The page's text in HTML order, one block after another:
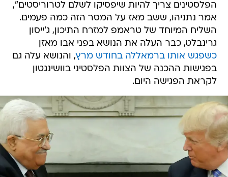
הפלסטינים צריך להיות שיפסיקו לשלם לטרוריסטים",
אמר נתניהו, ששב מאז על המסר הזה כמה פעמים.
השליח המיוחד של טראמפ למזרח התיכון, ג'ייסון
גרינבלט, כבר העלה את הנושא בפני אבו מאזן
כשפגש אותו ברמאללה בחודש מרץ, והנושא עלה גם
בפגישות ההכנה של הצוות הפלסטיני בוושינגטון
לקראת הפגישה היום.